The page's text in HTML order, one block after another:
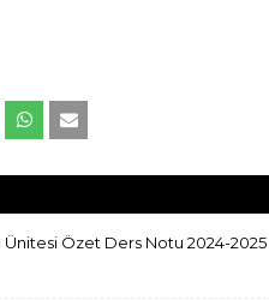
Ünitesi Özet Ders Notu 2024-2025